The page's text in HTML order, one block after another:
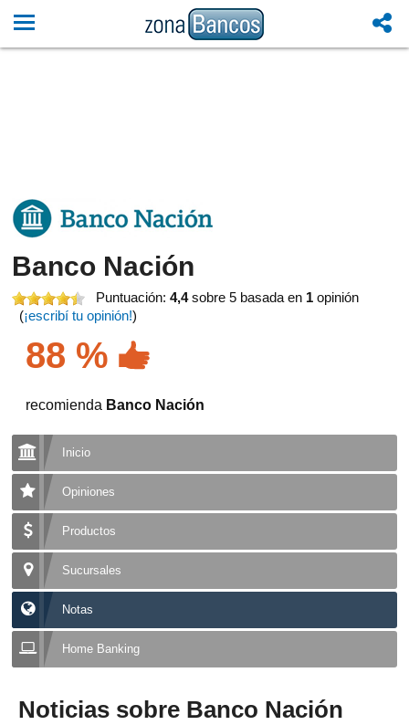
Banco Nación
Puntuación:4,4sobre 5 basada en 1 opinión
(¡escribí tu opinión!)
88 %
recomienda Banco Nación
Inicio
Opiniones
Productos
Sucursales
Notas
Home Banking
Noticias sobre Banco Nación